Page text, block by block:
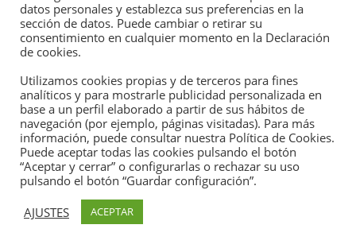
Guarda mi nombre, correo electrónico y web en este navegador
para la próxima vez que comente.
Enlaces de interés:
datos personales y establezca sus preferencias en la
sección de datos. Puede cambiar o retirar su
consentimiento en cualquier momento en la Declaración
de cookies.
Utilizamos cookies propias y de terceros para fines
analíticos y para mostrarle publicidad personalizada en
base a un perfil elaborado a partir de sus hábitos de
navegación (por ejemplo, páginas visitadas). Para más
información, puede consultar nuestra Política de Cookies.
Puede aceptar todas las cookies pulsando el botón
“Aceptar y cerrar” o configurarlas o rechazar su uso
pulsando el botón “Guardar configuración”.
AJUSTES
ACEPTAR